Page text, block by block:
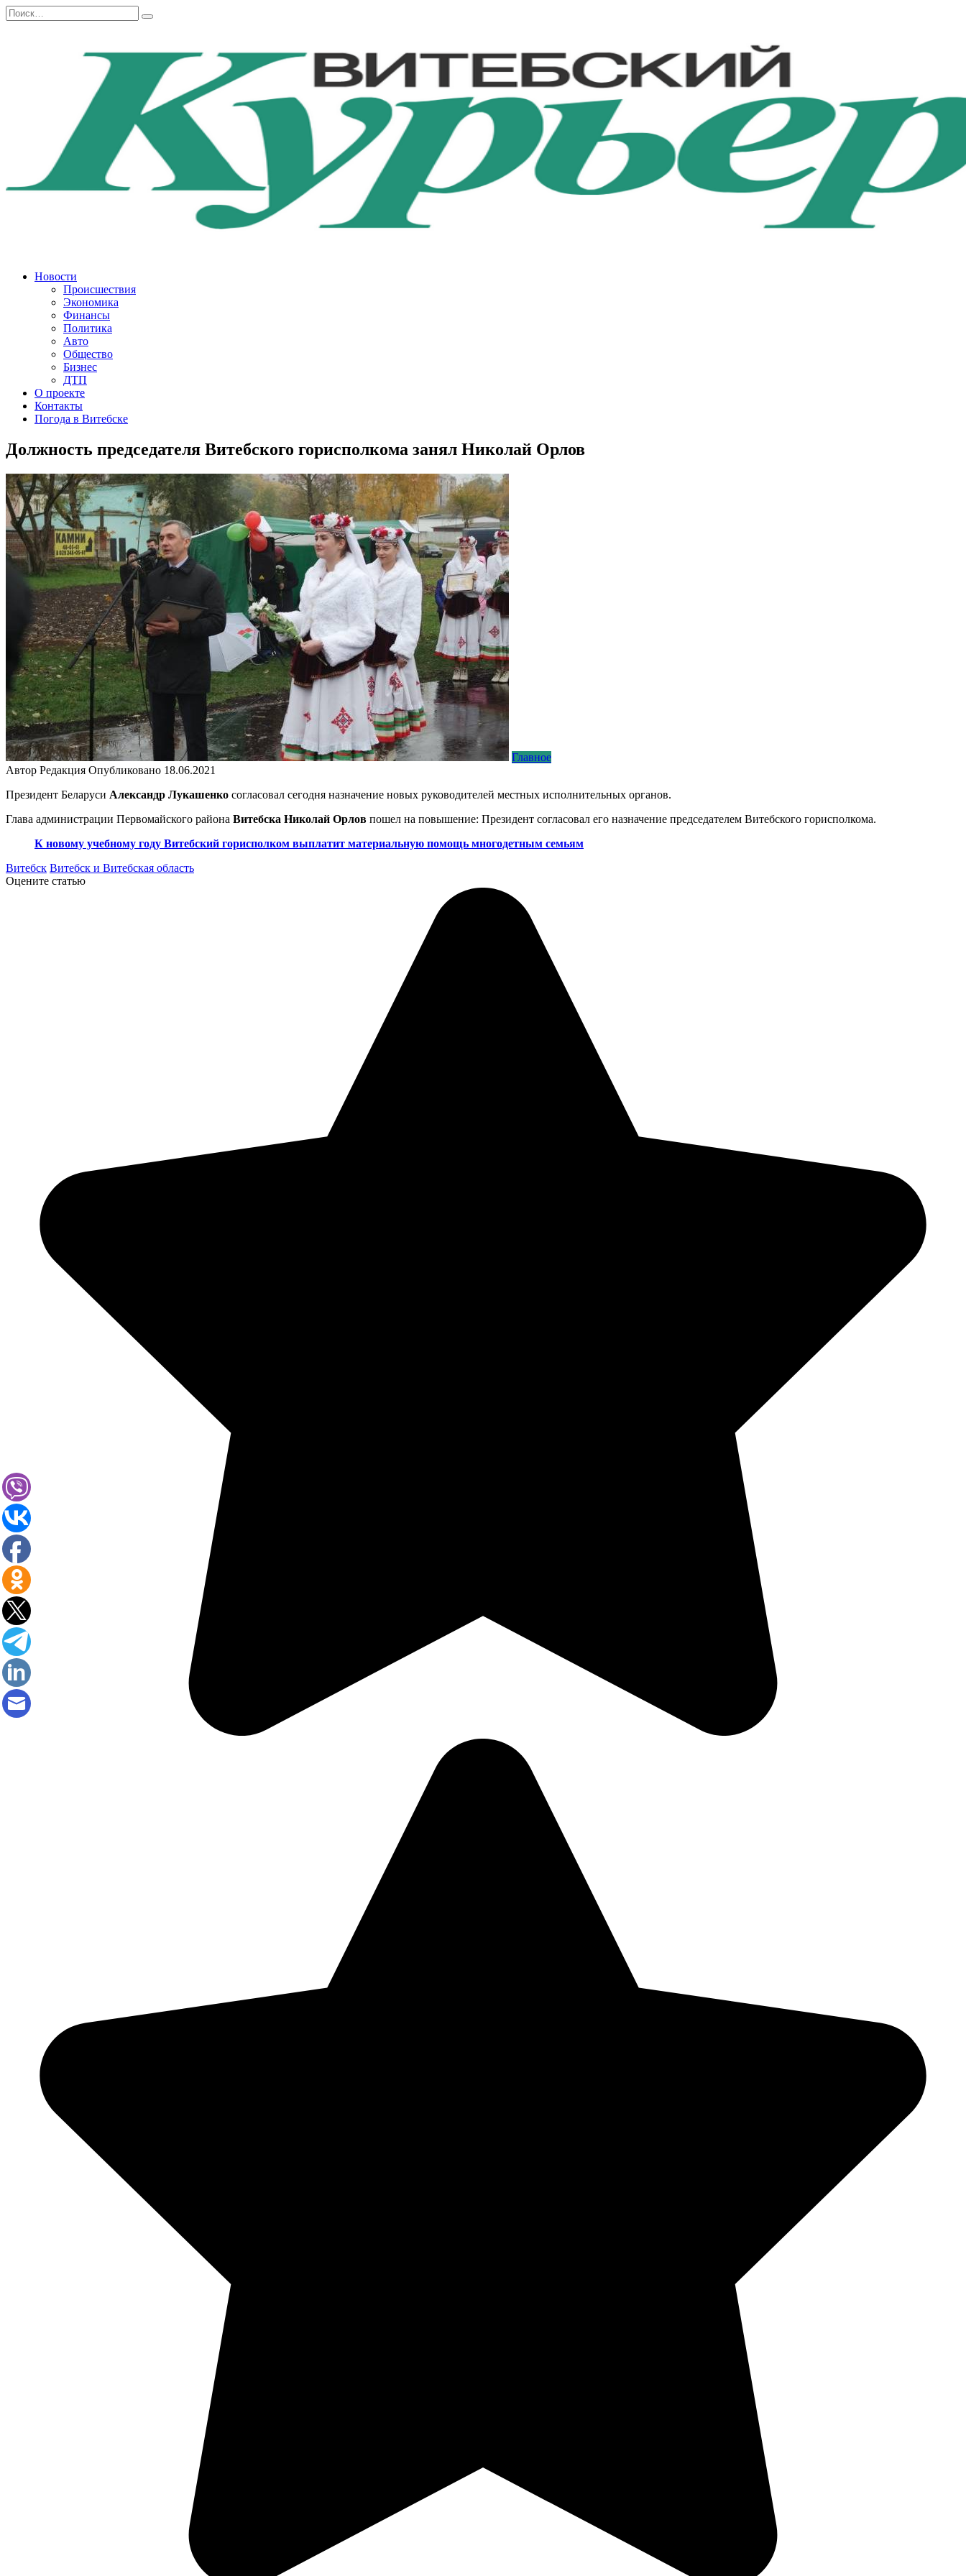
Перейти
к
Search
for:
Новости
Происшествия
Экономика
Финансы
Политика
Авто
Общество
Бизнес
ДТП
О проекте
Контакты
Погода в Витебске
Должность председателя Витебского горисполкома занял Николай Орлов
Главное
Автор Редакция Опубликовано 18.06.2021
Президент Беларуси Александр Лукашенко согласовал сегодня назначение новых руководителей местных исполнительных органов.
Глава администрации Первомайского района Витебска Николай Орлов пошел на повышение: Президент согласовал его назначение председателем Витебского горисполкома.
К новому учебному году Витебский горисполком выплатит материальную помощь многодетным семьям
Витебск Витебск и Витебская область
Оцените статью